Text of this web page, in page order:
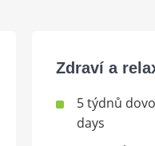
Zdraví a
5 týdnů
days